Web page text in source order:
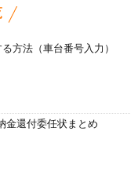
方法（車台番号入力）
金還付委任状まとめ